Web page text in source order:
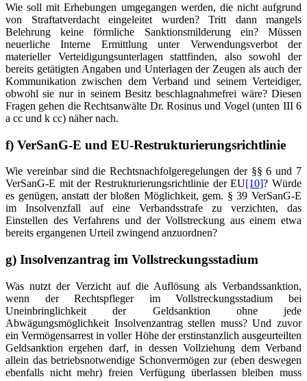
Wie soll mit Erhebungen umgegangen werden, die nicht aufgrund
von Straftatverdacht eingeleitet wurden? Tritt dann mangels
Belehrung keine förmliche Sanktionsmilderung ein? Müssen
neuerliche Interne Ermittlung unter Verwendungsverbot der
materieller Verteidigungsunterlagen stattfinden, also sowohl der
bereits getätigten Angaben und Unterlagen der Zeugen als auch der
Kommunikation zwischen dem Verband und seinem Verteidiger,
obwohl sie nur in seinem Besitz beschlagnahmefrei wäre? Diesen
Fragen gehen die Rechtsanwälte Dr. Rosinus und Vogel (unten III 6
a cc und k cc) näher nach.
f) VerSanG-E und EU-Restrukturierungsrichtlinie
Wie vereinbar sind die Rechtsnachfolgeregelungen der §§ 6 und 7
VerSanG-E mit der Restrukturierungsrichtlinie der EU[10]? Würde
es genügen, anstatt der bloßen Möglichkeit, gem. § 39 VerSanG-E
im Insolvenzfall auf eine Verbandsstrafe zu verzichten, das
Einstellen des Verfahrens und der Vollstreckung aus einem etwa
bereits ergangenen Urteil zwingend anzuordnen?
g) Insolvenzantrag im Vollstreckungsstadium
Was nutzt der Verzicht auf die Auflösung als Verbandssanktion,
wenn der Rechtspfleger im Vollstreckungsstadium bei
Uneinbringlichkeit der Geldsanktion ohne jede
Abwägungsmöglichkeit Insolvenzantrag stellen muss? Und zuvor
ein Vermögensarrest in voller Höhe der erstinstanzlich ausgeurteilten
Geldsanktion ergehen darf, in dessen Vollziehung dem Verband
allein das betriebsnotwendige Schonvermögen zur (eben deswegen
ebenfalls nicht mehr) freien Verfügung überlassen bleiben muss